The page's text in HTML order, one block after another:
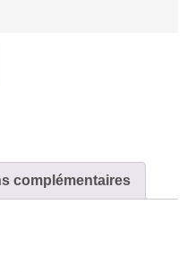
complémentaires